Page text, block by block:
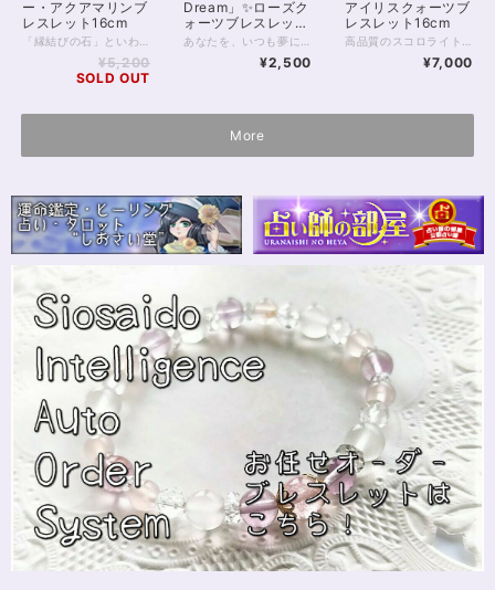
ー・アクアマリンブ
レスレット16cm
¥5,200
SOLD OUT
Dream」✨ローズク
ォーツブレスレット
16cm
¥2,500
アイリスクォーツブ
レスレット16cm
¥7,000
More